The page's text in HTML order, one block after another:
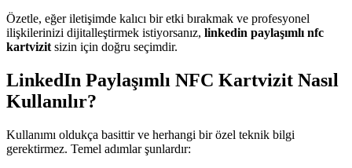
Özetle, eğer iletişimde kalıcı bir etki bırakmak ve profesyonel
ilişkilerinizi dijitalleştirmek istiyorsanız, linkedin paylaşımlı nfc
kartvizit sizin için doğru seçimdir.
LinkedIn Paylaşımlı NFC Kartvizit Nasıl
Kullanılır?
Kullanımı oldukça basittir ve herhangi bir özel teknik bilgi
gerektirmez. Temel adımlar şunlardır: